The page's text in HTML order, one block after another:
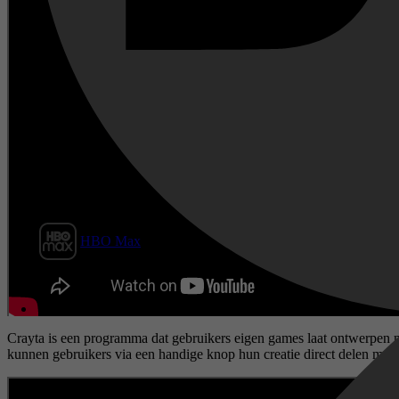
HBO Max
Crayta is een programma dat gebruikers eigen games laat
kunnen gebruikers via een handige knop hun creatie direct delen met